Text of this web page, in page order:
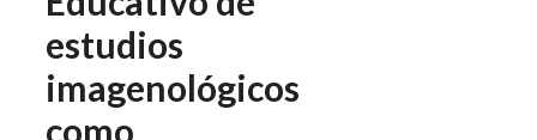
estudios
imagenológicos
como